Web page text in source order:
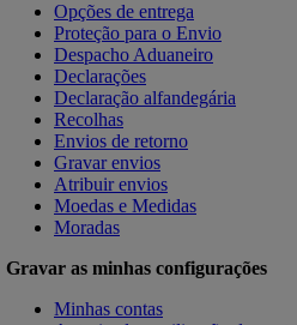
Opções de entrega
Proteção para o Envio
Despacho Aduaneiro
Declarações
Declaração alfandegária
Recolhas
Envios de retorno
Gravar envios
Atribuir envios
Moedas e Medidas
Moradas
Gravar as minhas configurações
Minhas contas